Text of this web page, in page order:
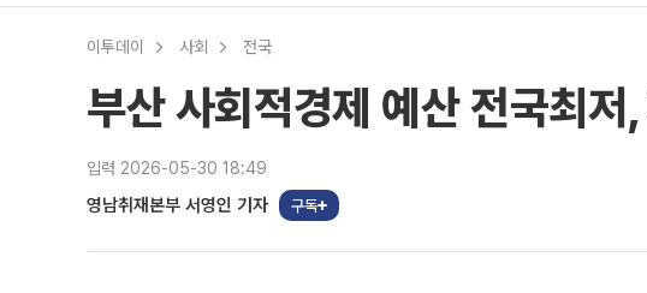
이투데이 사회 전국
부산 사회적경제 예산 전국최
입력 2026-05-30 18:49
영남취재본부 서영인 기자 구독